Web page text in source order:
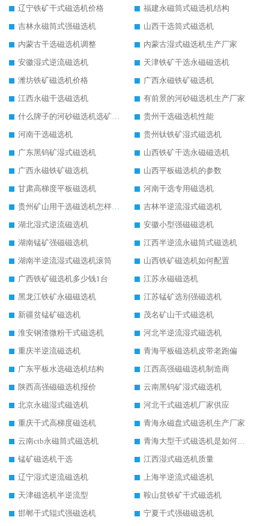
辽宁铁矿干式磁选机价格
福建永磁筒式磁选机结构
吉林永磁筒式强磁选机
山西干选筒式磁选机
内蒙古干选磁选机调整
内蒙古湿式磁选机生产厂家
安徽湿式逆流磁选机
天津铁矿干选永磁磁选机
潍坊铁矿磁选机价格
广西永磁铁矿磁选机
江西永磁干选磁选机
有前景的河砂磁选机生产厂家
什么牌子的河砂磁选机选矿效果好
贵州干选磁选机性能
河南干选磁选机
贵州钛铁矿湿式磁选机
广东黑钨矿湿式磁选机
山西铁矿干选永磁磁选机
广西永磁铁矿磁选机
山西平板磁选机的参数
甘肃高梯度平板磁选机
河南干选专用磁选机
贵州矿山用干选磁选机怎样调磁
吉林半逆流湿式磁选机
湖北湿式逆流磁选机
安徽小型强磁磁选机
湖南锰矿强磁磁选机
江西半逆流永磁筒式磁选机
湖南半逆流湿式磁选机滚筒
山西铁矿磁选机如何配置
广西铁矿磁选机多少钱1台
江苏永磁磁选机
黑龙江铁矿永磁磁选机
江苏锰矿选别强磁选机
新疆贫锰矿磁选机
茂名矿山干式磁选机
淮安钢渣微粉干式磁选机
河北半逆流湿式磁选机
重庆半逆流磁选机
青海平板磁选机皮带老跑偏
广东平板水选磁选机结构
江西高强磁磁选机制造商
陕西高强磁磁选机报价
云南黑钨矿湿式磁选机
北京永磁湿式磁选机
河北干式磁选机厂家供应
重庆干式高梯度磁选机
青海永磁盘式磁选机生产厂家
云南ctb永磁筒式磁选机
青海大型干式磁选机是如何选矿的
锰矿磁选机干选
江西湿式磁选机质量
辽宁湿式逆流磁选机
上海半逆流式磁选机
天津磁选机半逆流型
鞍山贫铁矿干式磁选机
邯郸干式辊式强磁选机
宁夏干式强磁磁选机